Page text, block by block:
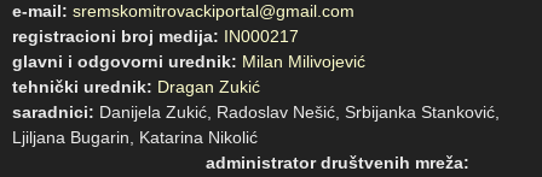
e-mail: sremskomitrovackiportal@gmail.com
registracioni broj medija: IN000217
glavni i odgovorni urednik: Milan Milivojević
tehnički urednik: Dragan Zukić
saradnici: Danijela Zukić, Radoslav Nešić, Srbijanka Stanković,
Ljiljana Bugarin, Katarina Nikolić
administrator društvenih mreža: